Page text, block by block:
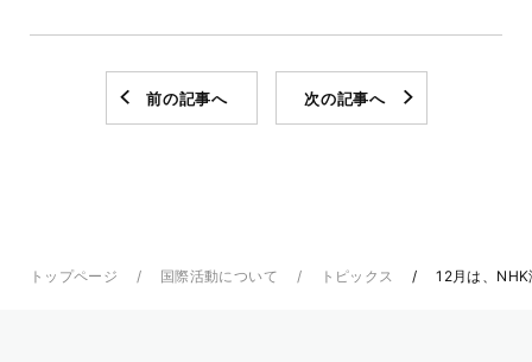
前の記事へ 次の記事へ
トップページ 国際活動について トピックス 12月は、